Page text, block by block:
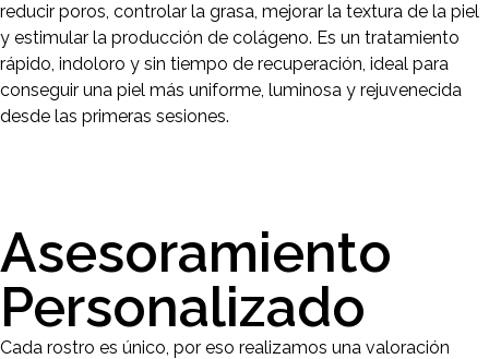
reducir poros, controlar la grasa, mejorar la textura de la piel
y estimular la producción de colágeno. Es un tratamiento
rápido, indoloro y sin tiempo de recuperación, ideal para
conseguir una piel más uniforme, luminosa y rejuvenecida
desde las primeras sesiones.
Asesoramiento
Personalizado
Cada rostro es único, por eso realizamos una valoración